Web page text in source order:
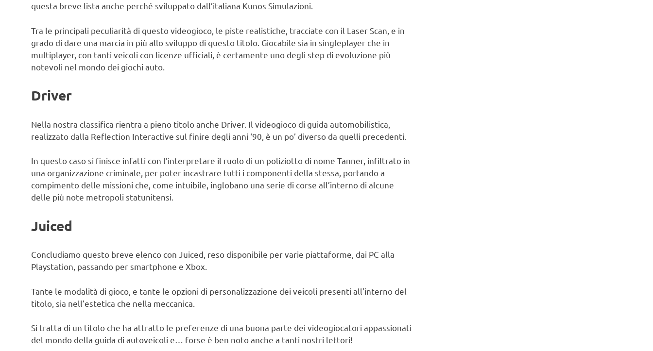
questa breve lista anche perché sviluppato dall’italiana Kunos Simulazioni.
Tra le principali peculiarità di questo videogioco, le piste realistiche, tracciate con il Laser Scan, e in
grado di dare una marcia in più allo sviluppo di questo titolo. Giocabile sia in singleplayer che in
multiplayer, con tanti veicoli con licenze ufficiali, è certamente uno degli step di evoluzione più
notevoli nel mondo dei giochi auto.
Driver
Nella nostra classifica rientra a pieno titolo anche Driver. Il videogioco di guida automobilistica,
realizzato dalla Reflection Interactive sul finire degli anni ‘90, è un po’ diverso da quelli precedenti.
In questo caso si finisce infatti con l’interpretare il ruolo di un poliziotto di nome Tanner, infiltrato in
una organizzazione criminale, per poter incastrare tutti i componenti della stessa, portando a
compimento delle missioni che, come intuibile, inglobano una serie di corse all’interno di alcune
delle più note metropoli statunitensi.
Juiced
Concludiamo questo breve elenco con Juiced, reso disponibile per varie piattaforme, dai PC alla
Playstation, passando per smartphone e Xbox.
Tante le modalità di gioco, e tante le opzioni di personalizzazione dei veicoli presenti all’interno del
titolo, sia nell’estetica che nella meccanica.
Si tratta di un titolo che ha attratto le preferenze di una buona parte dei videogiocatori appassionati
del mondo della guida di autoveicoli e… forse è ben noto anche a tanti nostri lettori!